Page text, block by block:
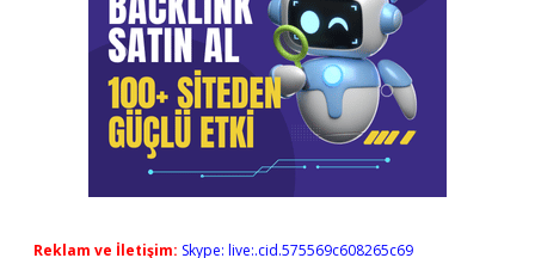
Reklam ve İletişim: Skype: live:.cid.575569c608265c69